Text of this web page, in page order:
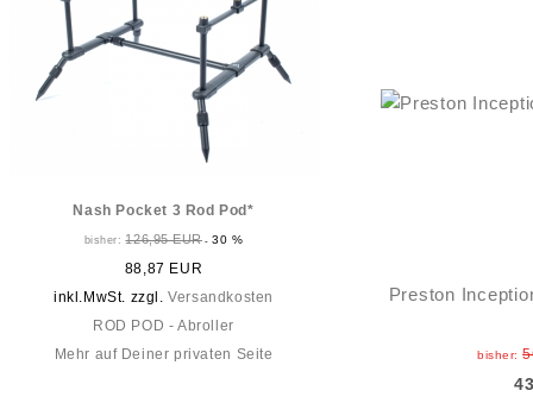
Nash Pocket 3 Rod Pod*
bisher:126,95 EUR-30 %
88,87 EUR
inkl.MwSt. zzgl.Versandkosten
ROD POD - Abroller
Mehr auf Deiner privaten Seite
Preston
bisher: